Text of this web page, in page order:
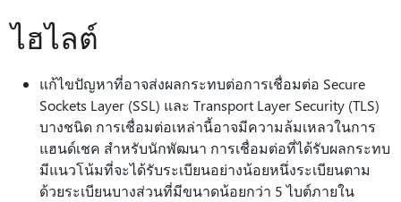
ไฮไลต์
แก้ไขปัญหาที่อาจส่งผลกระทบต่อการเชื่อมต่อ Secure
Sockets Layer (SSL) และ Transport Layer Security (TLS)
บางชนิด การเชื่อมต่อเหล่านี้อาจมีความล้มเหลวในการ
แฮนด์เชค สําหรับนักพัฒนา การเชื่อมต่อที่ได้รับผลกระทบ
มีแนวโน้มที่จะได้รับระเบียนอย่างน้อยหนึ่งระเบียนตาม
ด้วยระเบียนบางส่วนที่มีขนาดน้อยกว่า 5 ไบต์ภายใน